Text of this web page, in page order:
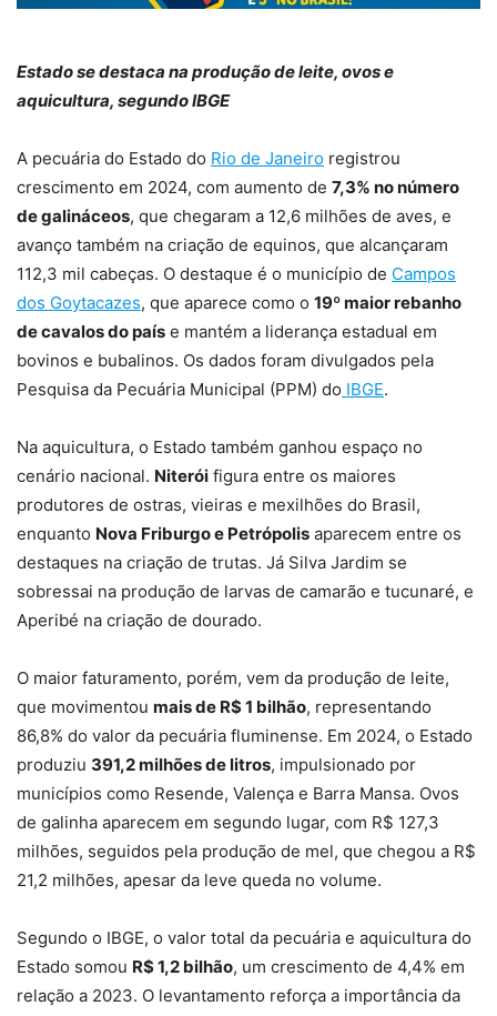
Estado se destaca na produção de leite, ovos e
aquicultura, segundo IBGE
A pecuária do Estado do Rio de Janeiro registrou
crescimento em 2024, com aumento de 7,3% no número
de galináceos, que chegaram a 12,6 milhões de aves, e
avanço também na criação de equinos, que alcançaram
112,3 mil cabeças. O destaque é o município de Campos
dos Goytacazes, que aparece como o 19º maior rebanho
de cavalos do país e mantém a liderança estadual em
bovinos e bubalinos. Os dados foram divulgados pela
Pesquisa da Pecuária Municipal (PPM) do IBGE.
Na aquicultura, o Estado também ganhou espaço no
cenário nacional. Niterói figura entre os maiores
produtores de ostras, vieiras e mexilhões do Brasil,
enquanto Nova Friburgo e Petrópolis aparecem entre os
destaques na criação de trutas. Já Silva Jardim se
sobressai na produção de larvas de camarão e tucunaré, e
Aperibé na criação de dourado.
O maior faturamento, porém, vem da produção de leite,
que movimentou mais de R$ 1 bilhão, representando
86,8% do valor da pecuária fluminense. Em 2024, o Estado
produziu 391,2 milhões de litros, impulsionado por
municípios como Resende, Valença e Barra Mansa. Ovos
de galinha aparecem em segundo lugar, com R$ 127,3
milhões, seguidos pela produção de mel, que chegou a R$
21,2 milhões, apesar da leve queda no volume.
Segundo o IBGE, o valor total da pecuária e aquicultura do
Estado somou R$ 1,2 bilhão, um crescimento de 4,4% em
relação a 2023. O levantamento reforça a importância da